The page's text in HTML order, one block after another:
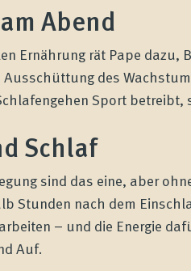
Abend
Ernährung rät Pape dazu,
des
Sport
Schlaf
sind das eine, aber
Stunden nach dem
– und die Energie
Auf.